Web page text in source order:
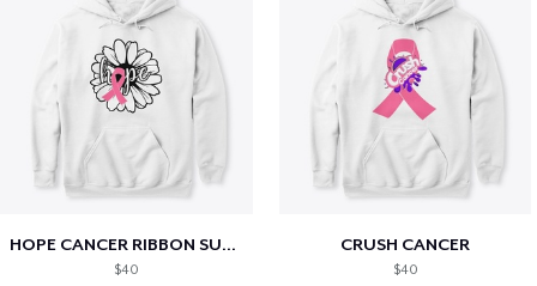
HOPE CANCER RIBBON SUNFLOWER
$40
CRUSH CANCER
$40